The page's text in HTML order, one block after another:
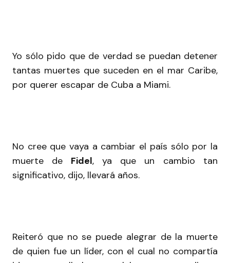
Yo sólo pido que de verdad se puedan detener
tantas muertes que suceden en el mar Caribe,
por querer escapar de Cuba a Miami.
No cree que vaya a cambiar el país sólo por la
muerte de Fidel, ya que un cambio tan
significativo, dijo, llevará años.
Reiteró que no se puede alegrar de la muerte
de quien fue un líder, con el cual no compartía